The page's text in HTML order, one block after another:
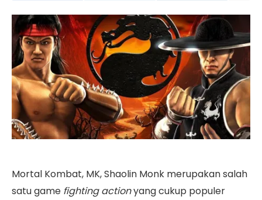
Mortal Kombat, MK, Shaolin Monk merupakan salah
satu game fighting actionyang cukup populer